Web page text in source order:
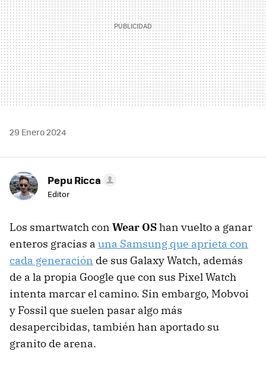
29 Enero 2024
Pepu Ricca
Editor
Los smartwatch con Wear OShan vuelto a ganar
enteros gracias a una Samsung que aprieta con
cada generación de sus Galaxy Watch, además
de a la propia Google que con sus Pixel Watch
intenta marcar el camino. Sin embargo, Mobvoi
y Fossil que suelen pasar algo más
desapercibidas, también han aportado su
granito de arena.